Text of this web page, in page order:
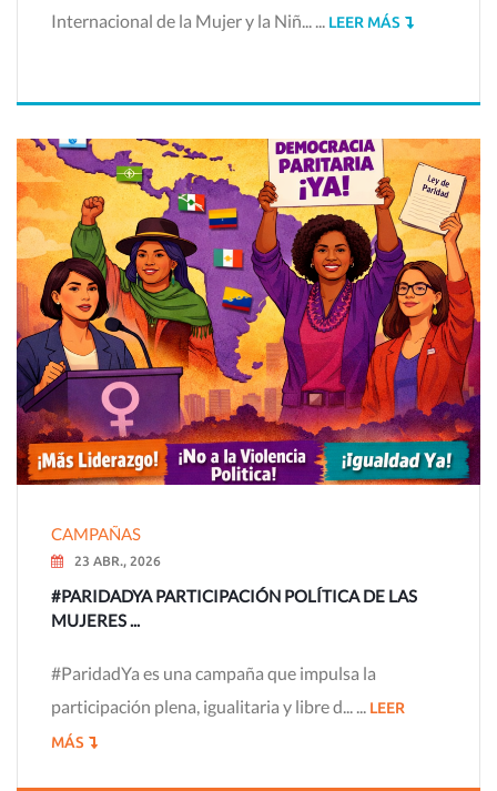
Internacional de la Mujer y la Niñ... ... LEER MÁS
CAMPAÑAS
23 ABR., 2026
#PARIDADYA PARTICIPACIÓN POLÍTICA DE LAS
MUJERES ...
#ParidadYa es una campaña que impulsa la
participación plena, igualitaria y libre d... ... LEER
MÁS